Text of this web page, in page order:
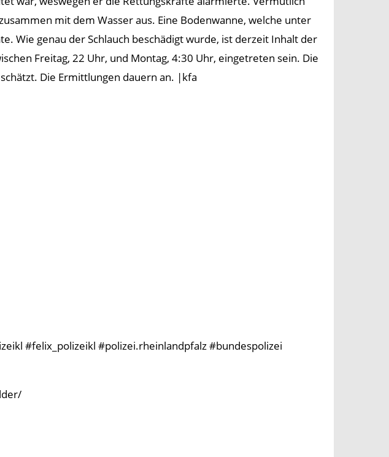
mit dem Wasser aus. Eine Bodenwanne, welche unter
Wie genau der Schlauch beschädigt wurde, ist derzeit Inhalt der
Freitag, 22 Uhr, und Montag, 4:30 Uhr, eingetreten sein. Die
Die Ermittlungen dauern an. |kfa
#felix_polizeikl #polizei.rheinlandpfalz #bundespolizei